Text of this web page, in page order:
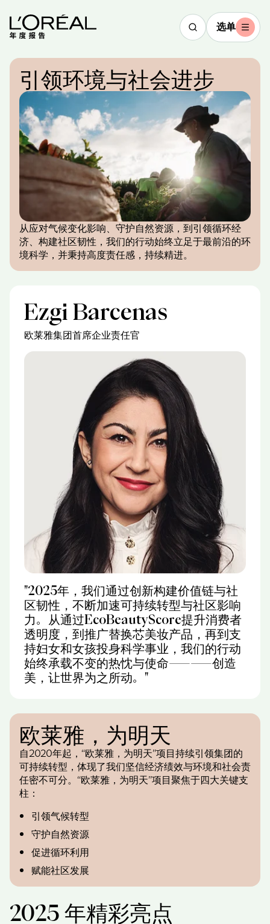
选单
引领环境与社会进步
从应对气候变化影响、守护自然资源，到引领循环经
济、构建社区韧性，我们的行动始终立足于最前沿的环
境科学，并秉持高度责任感，持续精进。
Ezgi Barcenas
欧莱雅集团首席企业责任官
"2025年，我们通过创新构建价值链与社
区韧性，不断加速可持续转型与社区影响
力。从通过EcoBeautyScore提升消费者
透明度，到推广替换芯美妆产品，再到支
持妇女和女孩投身科学事业，我们的行动
始终承载不变的热忱与使命——创造
美，让世界为之所动。"
欧莱雅，为明天
自2020年起，“欧莱雅，为明天”项目持续引领集团的
可持续转型，体现了我们坚信经济绩效与环境和社会责
任密不可分。“欧莱雅，为明天”项目聚焦于四大关键支
柱：
引领气候转型
守护自然资源
促进循环利用
赋能社区发展
2025 年精彩亮点